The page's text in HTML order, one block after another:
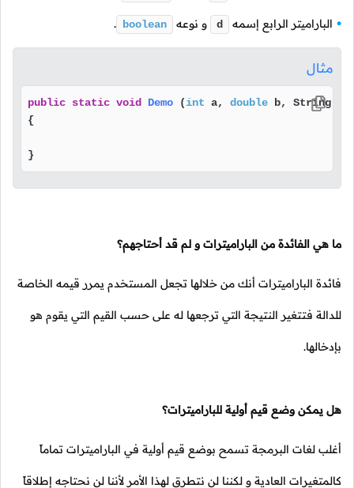
الباراميتر الرابع إسمه d و نوعه boolean
.
مثال
public static void Demo (int a, double b, String
{
}
ما هي الفائدة من الباراميترات و لم قد أحتاجهم؟
فائدة الباراميترات أنك من خلالها تجعل المستخدم يمرر قيمه الخاصة
للدالة فتتغير النتيجة التي ترجعها له على حسب القيم التي يقوم هو
بإدخالها.
هل يمكن وضع قيم أولية للباراميترات؟
أغلب لغات البرمجة تسمح بوضع قيم أولية في الباراميترات تماماً
كالمتغيرات العادية و لكننا لن نتطرق لهذا الأمر لأننا لن نحتاجه إطلاقاً